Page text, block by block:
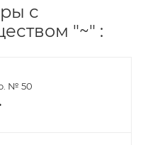
с
"~" :
№ 50